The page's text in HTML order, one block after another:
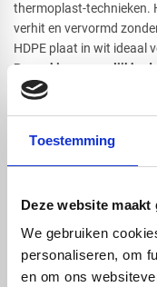
Toestemming
Deze website
We gebruiken
personaliseren, om
en om ons
thermoplast-technieken.
verhit en vervormd
HDPE plaat in wit ideaal
Lassen en warm
toepassingen
Thermisch vormen:
Let op: HDPE wit is niet
oppervlak. Dit draagt
bestendigheid van het